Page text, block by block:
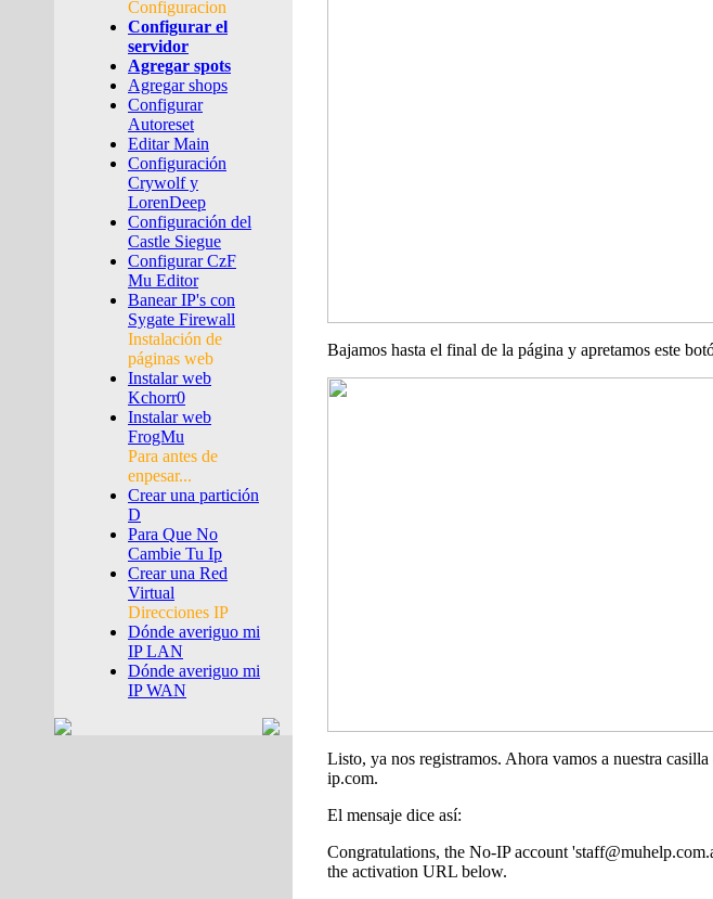
Configuracion
Configurar el
servidor
Agregar spots
Agregar shops
Configurar
Autoreset
Editar Main
Configuración
Crywolf y
LorenDeep
Configuración del
Castle Siegue
Configurar CzF
Mu Editor
Banear IP's con
Sygate Firewall
Instalación de
páginas web
Instalar web
Kchorr0
Instalar web
FrogMu
Para antes de
enpesar...
Crear una partición
D
Para Que No
Cambie Tu Ip
Crear una Red
Virtual
Direcciones IP
Dónde averiguo mi
IP LAN
Dónde averiguo mi
IP WAN
Bajamos hasta el final de la página y apretamos este
Listo, ya nos registramos. Ahora vamos a nuestra
ip.com.
El mensaje dice así:
Congratulations, the No-IP account
the activation URL below.